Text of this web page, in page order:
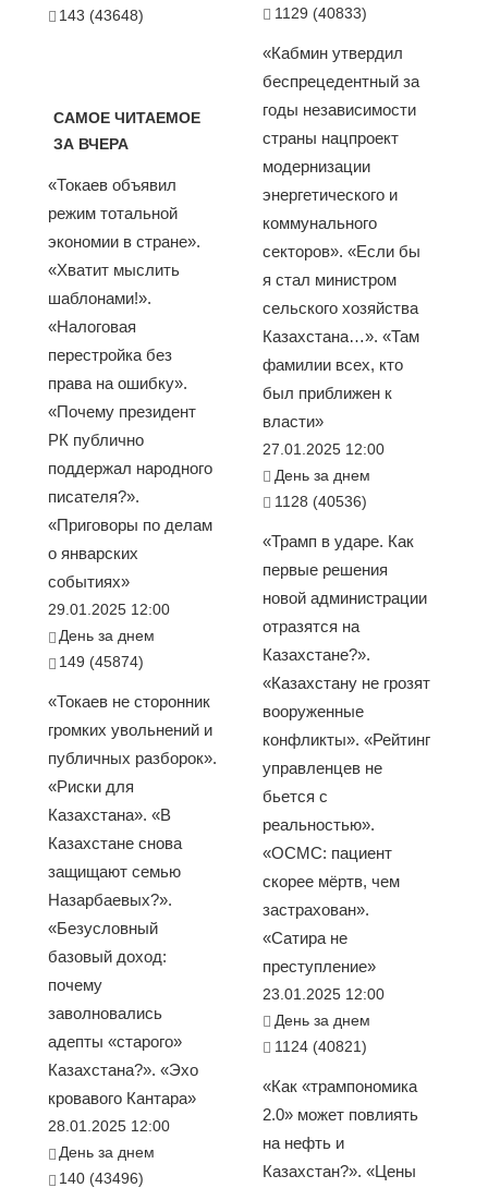
143 (43648)
САМОЕ ЧИТАЕМОЕ
ЗА ВЧЕРА
«Токаев объявил
режим тотальной
экономии в стране».
«Хватит мыслить
шаблонами!».
«Налоговая
перестройка без
права на ошибку».
«Почему президент
РК публично
поддержал народного
писателя?».
«Приговоры по делам
о январских
событиях»
29.01.2025 12:00
День за днем
149 (45874)
«Токаев не сторонник
громких увольнений и
публичных разборок».
«Риски для
Казахстана». «В
Казахстане снова
защищают семью
Назарбаевых?».
«Безусловный
базовый доход:
почему
заволновались
адепты «старого»
Казахстана?». «Эхо
кровавого Кантара»
28.01.2025 12:00
День за днем
140 (43496)
1129 (40833)
«Кабмин утвердил
беспрецедентный за
годы независимости
страны нацпроект
модернизации
энергетического и
коммунального
секторов». «Если бы
я стал министром
сельского хозяйства
Казахстана…». «Там
фамилии всех, кто
был приближен к
власти»
27.01.2025 12:00
День за днем
1128 (40536)
«Трамп в ударе. Как
первые решения
новой администрации
отразятся на
Казахстане?».
«Казахстану не грозят
вооруженные
конфликты». «Рейтинг
управленцев не
бьется с
реальностью».
«ОСМС: пациент
скорее мёртв, чем
застрахован».
«Сатира не
преступление»
23.01.2025 12:00
День за днем
1124 (40821)
«Как «трампономика
2.0» может повлиять
на нефть и
Казахстан?». «Цены